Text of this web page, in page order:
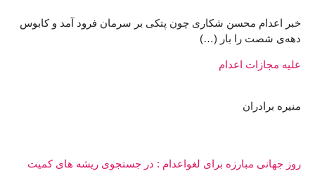
خبر اعدام محسن شکاری چون پتکی بر سرمان فرود آمد و کابوس
دهه‌ی شصت را بار (…)
علیه مجازات اعدام
منیره برادران
روز جهانی مبارزه برای لغواعدام : در جستجوی ریشه های کمیت